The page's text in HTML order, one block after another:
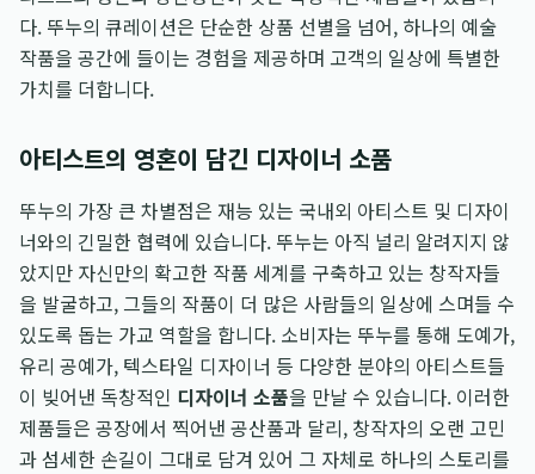
다. 뚜누의 큐레이션은 단순한 상품 선별을 넘어, 하나의 예술
작품을 공간에 들이는 경험을 제공하며 고객의 일상에 특별한
가치를 더합니다.
아티스트의 영혼이 담긴 디자이너 소품
뚜누의 가장 큰 차별점은 재능 있는 국내외 아티스트 및 디자이
너와의 긴밀한 협력에 있습니다. 뚜누는 아직 널리 알려지지 않
았지만 자신만의 확고한 작품 세계를 구축하고 있는 창작자들
을 발굴하고, 그들의 작품이 더 많은 사람들의 일상에 스며들 수
있도록 돕는 가교 역할을 합니다. 소비자는 뚜누를 통해 도예가,
유리 공예가, 텍스타일 디자이너 등 다양한 분야의 아티스트들
이 빚어낸 독창적인 디자이너 소품을 만날 수 있습니다. 이러한
제품들은 공장에서 찍어낸 공산품과 달리, 창작자의 오랜 고민
과 섬세한 손길이 그대로 담겨 있어 그 자체로 하나의 스토리를